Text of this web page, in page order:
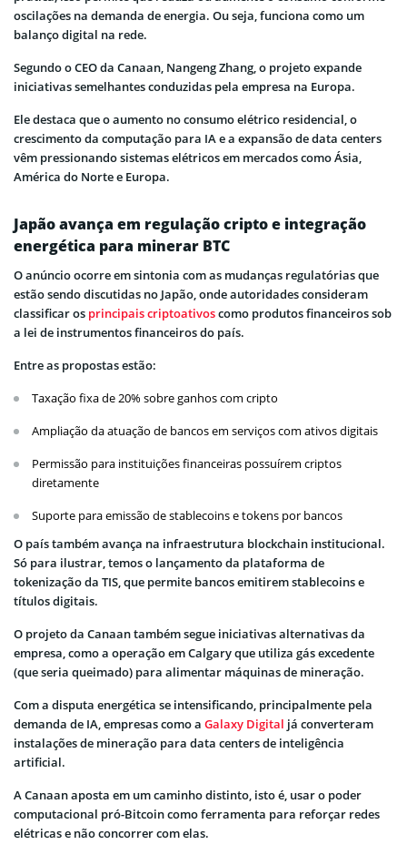
oscilações na demanda de energia. Ou seja, funciona como um
balanço digital na rede.
Segundo o CEO da Canaan, Nangeng Zhang, o projeto expande
iniciativas semelhantes conduzidas pela empresa na Europa.
Ele destaca que o aumento no consumo elétrico residencial, o
crescimento da computação para IA e a expansão de data centers
vêm pressionando sistemas elétricos em mercados como Ásia,
América do Norte e Europa.
Japão avança em regulação cripto e integração
energética para minerar BTC
O anúncio ocorre em sintonia com as mudanças regulatórias que
estão sendo discutidas no Japão, onde autoridades consideram
classificar os principais criptoativoscomo produtos financeiros sob
a lei de instrumentos financeiros do país.
Entre as propostas estão:
Taxação fixa de 20% sobre ganhos com cripto
Ampliação da atuação de bancos em serviços com ativos digitais
Permissão para instituições financeiras possuírem criptos
diretamente
Suporte para emissão de stablecoins e tokens por bancos
O país também avança na infraestrutura blockchain institucional.
Só para ilustrar, temos o lançamento da plataforma de
tokenização da TIS, que permite bancos emitirem stablecoins e
títulos digitais.
O projeto da Canaan também segue iniciativas alternativas da
empresa, como a operação em Calgary que utiliza gás excedente
(que seria queimado) para alimentar máquinas de mineração.
Com a disputa energética se intensificando, principalmente pela
demanda de IA, empresas como a Galaxy Digital já converteram
instalações de mineração para data centers de inteligência
artificial.
A Canaan aposta em um caminho distinto, isto é, usar o poder
computacional pró-Bitcoin como ferramenta para reforçar redes
elétricas e não concorrer com elas.